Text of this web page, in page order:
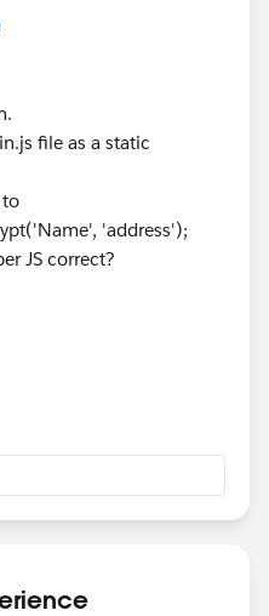
encoded )
file as a static
to
'address');
JS correct?